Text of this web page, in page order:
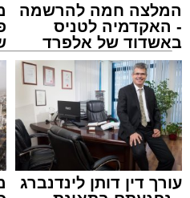
המלצה חמה להרשמה
- האקדמיה לטניס
באשדוד של אלפרד
קריאולנסקי - לילדים
עורך דין דותן לינדנברג